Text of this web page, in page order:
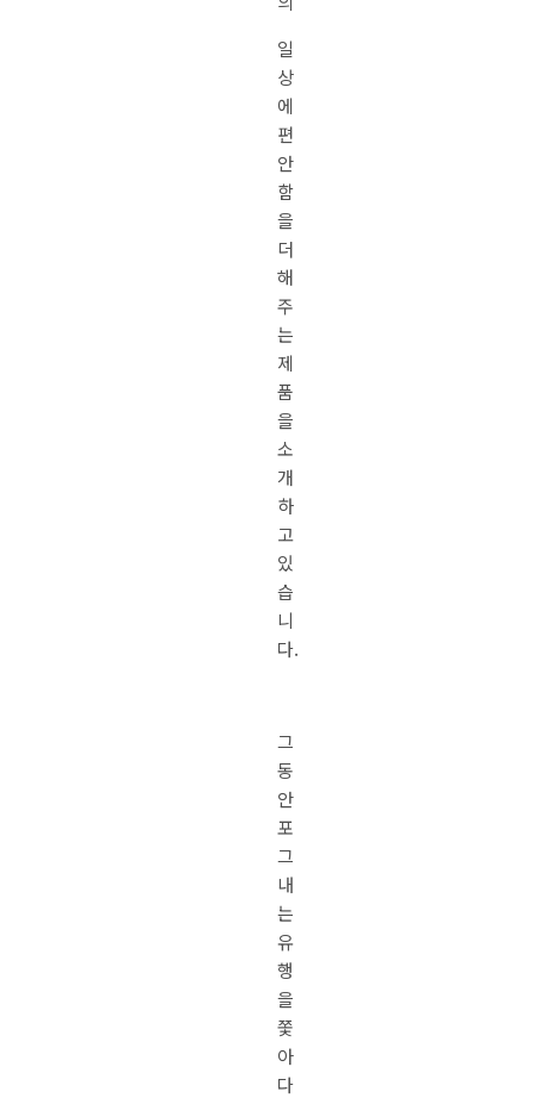
일
상
에
편
안
함
을
더
해
주
는
제
품
을
소
개
하
고
있
습
니
다.
그
동
안
포
그
내
는
유
행
을
쫓
아
다